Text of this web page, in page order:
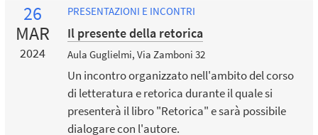
26
MAR
2024
PRESENTAZIONI E INCONTRI
Il presente della retorica
Aula Guglielmi, Via Zamboni 32
Un incontro organizzato nell'ambito del corso
di letteratura e retorica durante il quale si
presenterà il libro "Retorica" e sarà possibile
dialogare con l'autore.